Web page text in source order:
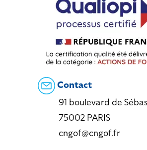
Contact
91 boulevard de
75002 PARIS
cngof@cngof.fr